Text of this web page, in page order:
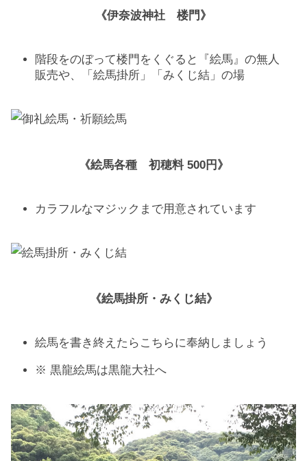
《伊奈波神社 楼門》
階段をのぼって楼門をくぐると『絵馬』の無人
販売や、「絵馬掛所」「みくじ結」の場
《絵馬各種 初穂料 500円》
カラフルなマジックまで用意されています
《絵馬掛所・みくじ結》
絵馬を書き終えたらこちらに奉納しましょう
※ 黒龍絵馬は黒龍大社へ